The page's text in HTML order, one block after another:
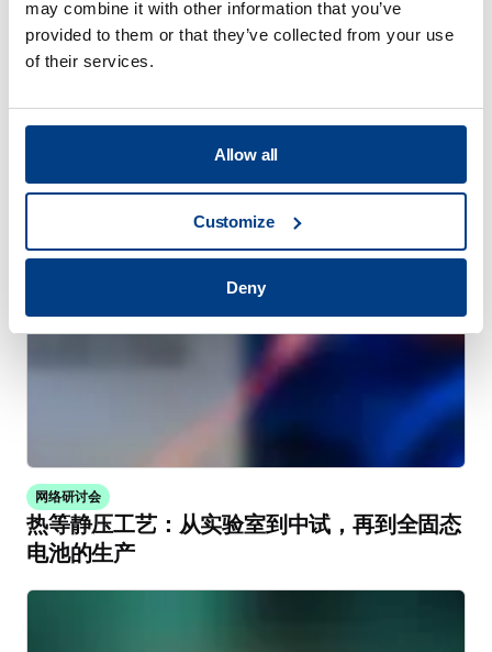
may combine it with other information that you’ve
provided to them or that they’ve collected from your use
of their services.
Allow all
Customize
Deny
固态电池生产的产量和成本分析
网络研讨会
热等静压工艺：从实验室到中试，再到全固态
电池的生产